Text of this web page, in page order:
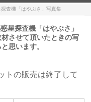
探査機「はやぶさ」写真集
星探査機「はやぶさ」
させて頂いたときの写
思います。
トの販売は終了して